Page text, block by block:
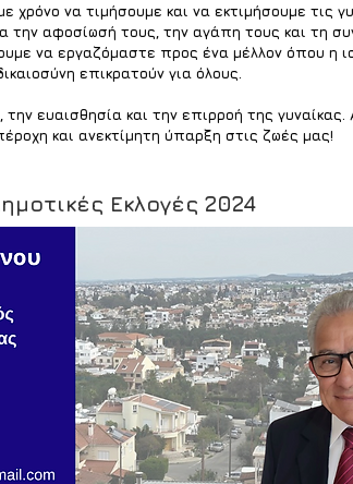
χρόνο να τιμήσουμε και να εκτιμήσουμε τις
την αφοσίωσή τους, την αγάπη τους και τη
να εργαζόμαστε προς ένα μέλλον όπου η
επικρατούν για όλους.
ευαισθησία και την επιρροή της
και ανεκτίμητη ύπαρξη στις ζωές μας!
Εκλογές 2024